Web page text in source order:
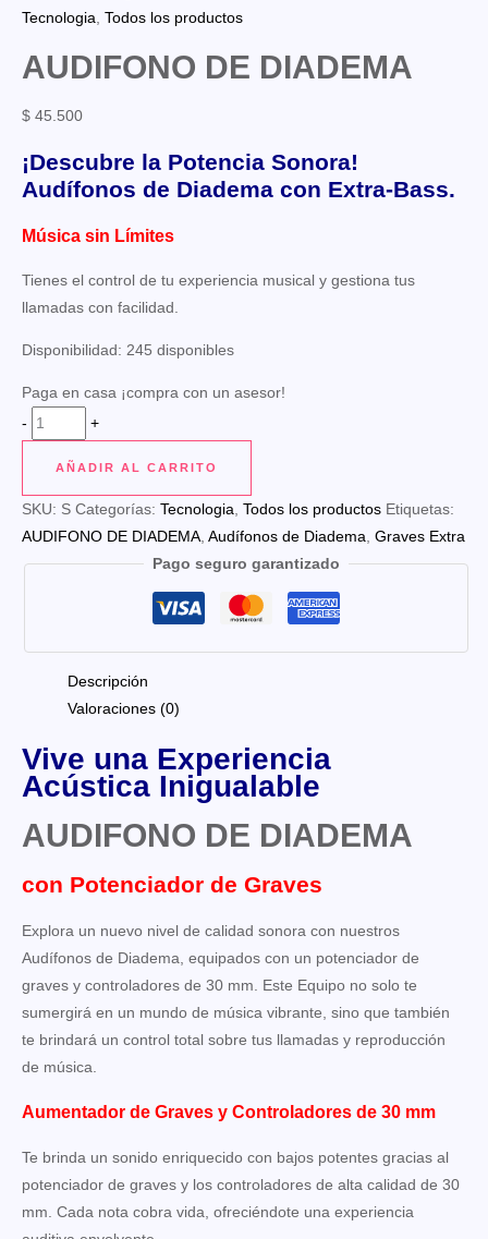
Tecnologia Todos los productos
AUDIFONO DE DIADEMA
$ 45.500
¡Descubre la Potencia Sonora!
Audífonos de Diadema con Extra-Bass.
Música sin Límites
Tienes el control de tu experiencia musical y gestiona tus
llamadas con facilidad.
Disponibilidad: 245 disponibles
Paga en casa ¡compra con un asesor!
-
AUDIFONO
DE
DIADEMA
cantidad
+
AÑADIR AL CARRITO
SKU: S Categorías: Tecnologia Todos los productos Etiquetas:
AUDIFONO DE DIADEMA Audífonos de Diadema Graves Extra
Pago seguro garantizado
Descripción
Valoraciones (0)
Vive una Experiencia
Acústica Inigualable
AUDIFONO DE DIADEMA
con Potenciador de Graves
Explora un nuevo nivel de calidad sonora con nuestros
Audífonos de Diadema, equipados con un potenciador de
graves y controladores de 30 mm. Este Equipo no solo te
sumergirá en un mundo de música vibrante, sino que también
te brindará un control total sobre tus llamadas y reproducción
de música.
Aumentador de Graves y Controladores de 30 mm
Te brinda un sonido enriquecido con bajos potentes gracias al
potenciador de graves y los controladores de alta calidad de 30
mm. Cada nota cobra vida, ofreciéndote una experiencia